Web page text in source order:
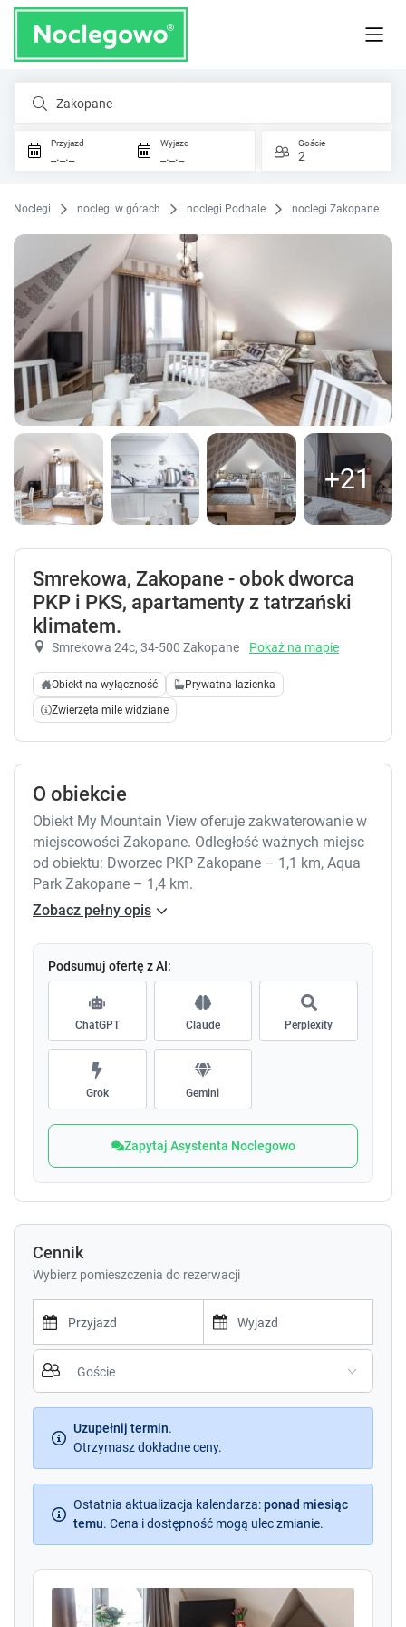
Zakopane
Przyjazd
_._._
Wyjazd
_._._
Goście
2
Noclegi noclegi w górach noclegi Podhale noclegi Zakopane
+21
Smrekowa, Zakopane - obok dworca
PKP i PKS, apartamenty z tatrzański
klimatem.
Smrekowa 24c, 34-500 Zakopane Pokaż na mapie
Obiekt na wyłączność
Prywatna łazienka
Zwierzęta mile widziane
O obiekcie
Obiekt My Mountain View oferuje zakwaterowanie w
miejscowości Zakopane. Odległość ważnych miejsc
od obiektu: Dworzec PKP Zakopane – 1,1 km, Aqua
Park Zakopane – 1,4 km.
Zobacz pełny opis
Podsumuj ofertę z AI:
ChatGPT Claude Perplexity
Grok Gemini
Zapytaj Asystenta Noclegowo
Cennik
Wybierz pomieszczenia do rezerwacji
P
r
e
s
s
t
h
e
d
o
w
P
e
s
h
e
d
o
w
r
r
Uzupełnij termin.
Otrzymasz dokładne ceny.
Ostatnia aktualizacja kalendarza:ponad miesiąc
temu. Cena i dostępność mogą ulec zmianie.